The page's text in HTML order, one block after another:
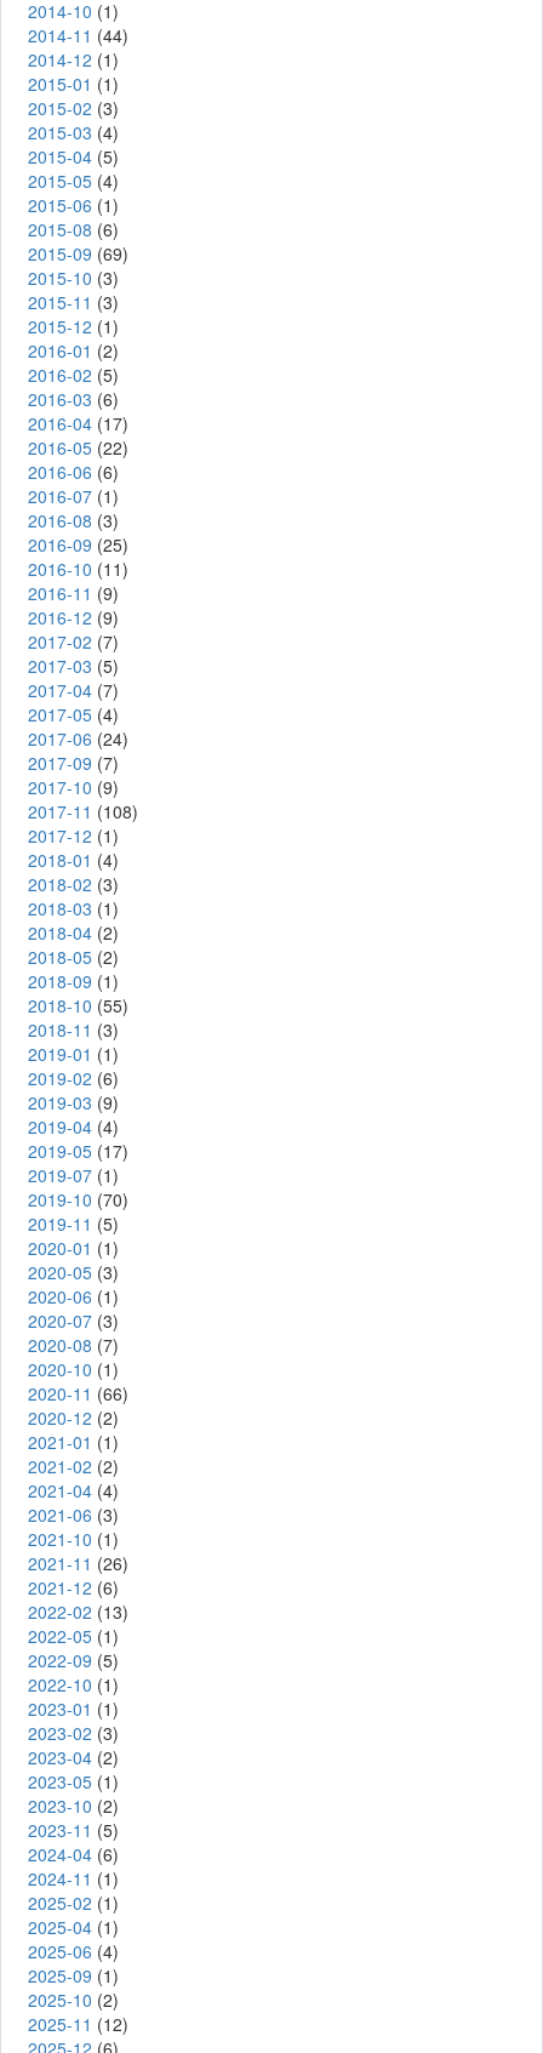
2014-10 (1)
2014-11 (44)
2014-12 (1)
2015-01 (1)
2015-02 (3)
2015-03 (4)
2015-04 (5)
2015-05 (4)
2015-06 (1)
2015-08 (6)
2015-09 (69)
2015-10 (3)
2015-11 (3)
2015-12 (1)
2016-01 (2)
2016-02 (5)
2016-03 (6)
2016-04 (17)
2016-05 (22)
2016-06 (6)
2016-07 (1)
2016-08 (3)
2016-09 (25)
2016-10 (11)
2016-11 (9)
2016-12 (9)
2017-02 (7)
2017-03 (5)
2017-04 (7)
2017-05 (4)
2017-06 (24)
2017-09 (7)
2017-10 (9)
2017-11 (108)
2017-12 (1)
2018-01 (4)
2018-02 (3)
2018-03 (1)
2018-04 (2)
2018-05 (2)
2018-09 (1)
2018-10 (55)
2018-11 (3)
2019-01 (1)
2019-02 (6)
2019-03 (9)
2019-04 (4)
2019-05 (17)
2019-07 (1)
2019-10 (70)
2019-11 (5)
2020-01 (1)
2020-05 (3)
2020-06 (1)
2020-07 (3)
2020-08 (7)
2020-10 (1)
2020-11 (66)
2020-12 (2)
2021-01 (1)
2021-02 (2)
2021-04 (4)
2021-06 (3)
2021-10 (1)
2021-11 (26)
2021-12 (6)
2022-02 (13)
2022-05 (1)
2022-09 (5)
2022-10 (1)
2023-01 (1)
2023-02 (3)
2023-04 (2)
2023-05 (1)
2023-10 (2)
2023-11 (5)
2024-04 (6)
2024-11 (1)
2025-02 (1)
2025-04 (1)
2025-06 (4)
2025-09 (1)
2025-10 (2)
2025-11 (12)
2025-12 (6)